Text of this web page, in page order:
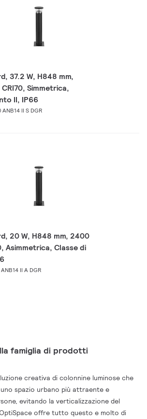
37.2 W, H848 mm,
Simmetrica,
II, IP66
II S DGR
20 W, H848 mm, 2400
Asimmetrica, Classe di
II A DGR
famiglia di prodotti
creativa di colonnine luminose che
spazio urbano più attraente e
evitando la verticalizzazione del
offre tutto questo e molto di